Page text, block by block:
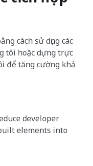
cách sử dụng các
tôi hoặc dựng trực
để tăng cường khả
developer
elements into